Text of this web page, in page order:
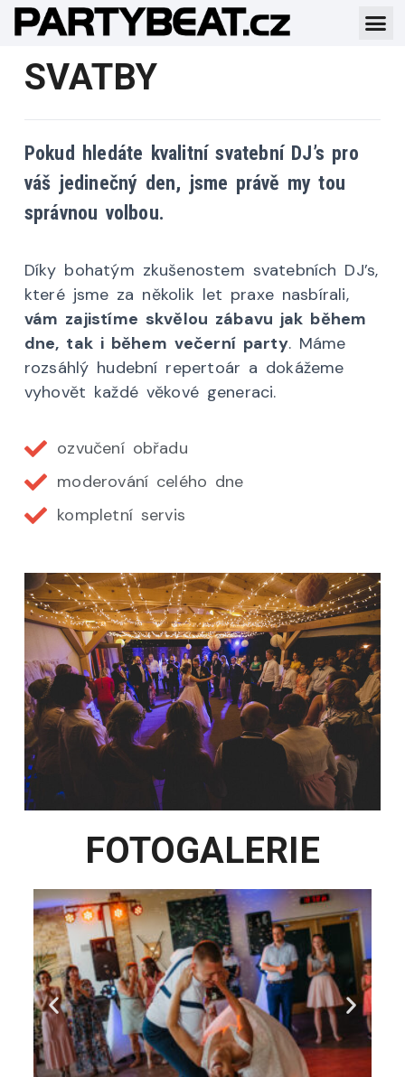
SVATBY
Pokud hledáte kvalitní svatební DJ’s pro
váš jedinečný den, jsme právě my tou
správnou volbou.
Díky bohatým zkušenostem svatebních DJ’s,
které jsme za několik let praxe nasbírali,
vám zajistíme skvělou zábavu jak během
dne, tak i během večerní party. Máme
rozsáhlý hudební repertoár a dokážeme
vyhovět každé věkové generaci.
ozvučení obřadu
moderování celého dne
kompletní servis
FOTOGALERIE